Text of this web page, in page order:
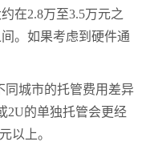
在2.8万至3.5万元之
。如果考虑到硬件通
同城市的托管费用差异
2U的单独托管会更经
元以上。